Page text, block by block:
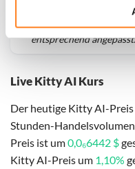
Live Kitty AI Kurs
Der heutige Kitty AI-
Stunden-
Preis ist um0,0₆6442 $
Kitty AI-Preis um 1,10%
haben wir
das hypothetische
entsprechend angepasst.